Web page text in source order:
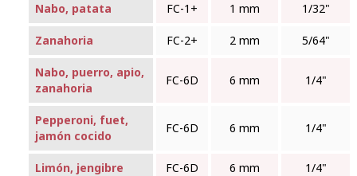
Nabo, patata FC‑1+ 1 mm 1/32"
Zanahoria FC‑2+ 2 mm 5/64"
Nabo, puerro, apio,
zanahoria
FC‑6D 6 mm 1/4"
Pepperoni, fuet,
jamón cocido
FC‑6D 6 mm 1/4"
Limón, jengibre FC‑6D 6 mm 1/4"